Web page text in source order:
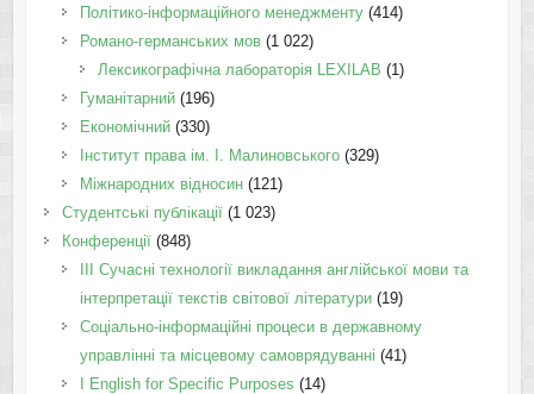
Політико-інформаційного менеджменту(414)
Романо-германських мов(1 022)
Лексикографічна лабораторія LEXILAB (1)
Гуманітарний(196)
Економічний(330)
Інститут права ім. І. Малиновського(329)
Міжнародних відносин(121)
Студентські публікації(1 023)
Конференції(848)
III Сучасні технології викладання англійської мови та
інтерпретації текстів світової літератури(19)
Соціально-інформаційні процеси в державному
управлінні та місцевому самоврядуванні (41)
І English for Specific Purposes (14)